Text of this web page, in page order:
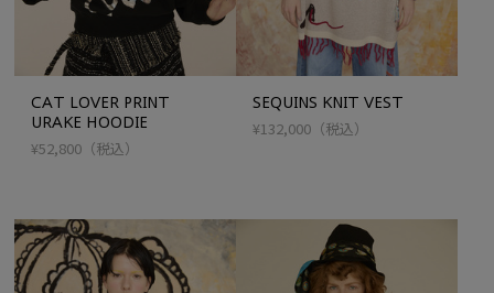
CAT LOVER PRINT
URAKE HOODIE
¥52,800 （税込）
SEQUINS KNIT VEST
¥132,000（税込）